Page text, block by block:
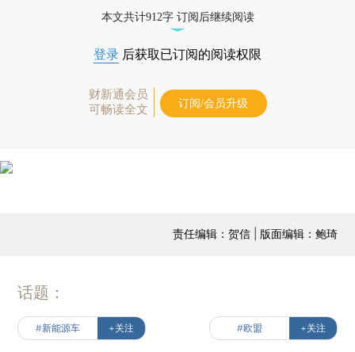
本文共计912字 订阅后继续阅读
登录 后获取已订阅的阅读权限
财新通会员
可畅读全文
订阅/会员升级
责任编辑：贺信 | 版面编辑：鲍琦
话题：
#新能源车 +关注 #欧盟 +关注